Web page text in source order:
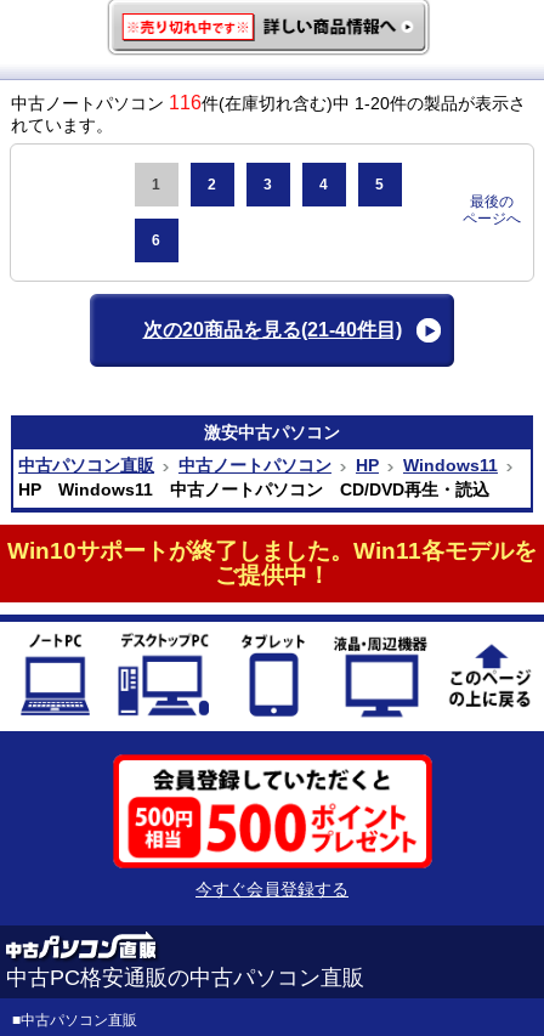
中古ノートパソコン 116件(在庫切れ含む)中 1-20件の製品が表示さ
れています。
1 2 3 4 5
6
最後の
ページへ
次の20商品を見る(21-40件目)
激安中古パソコン
中古パソコン直販
中古ノートパソコン HP
Windows11
HP Windows11 中古ノートパソコン CD/DVD再生・読込
Win10サポートが終了しました。Win11各モデルを
ご提供中！
今すぐ会員登録する
中古PC格安通販の中古パソコン直販
■中古パソコン直販